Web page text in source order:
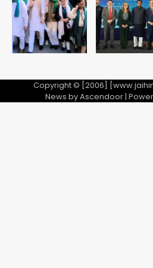
Copyright © [2006]
News byAscendoor|